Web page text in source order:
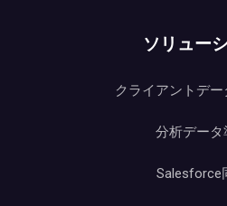
ソリュー
クライアントデ
分析データ
Salesforce